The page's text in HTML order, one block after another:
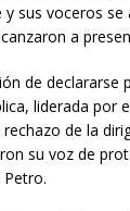
y sus voceros
a
de declararse
liderada por
rechazo de la
su voz de